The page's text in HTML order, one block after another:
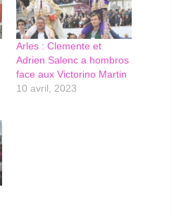
Arles : Clemente et
Adrien Salenc a hombros
face aux Victorino Martin
10 avril, 2023